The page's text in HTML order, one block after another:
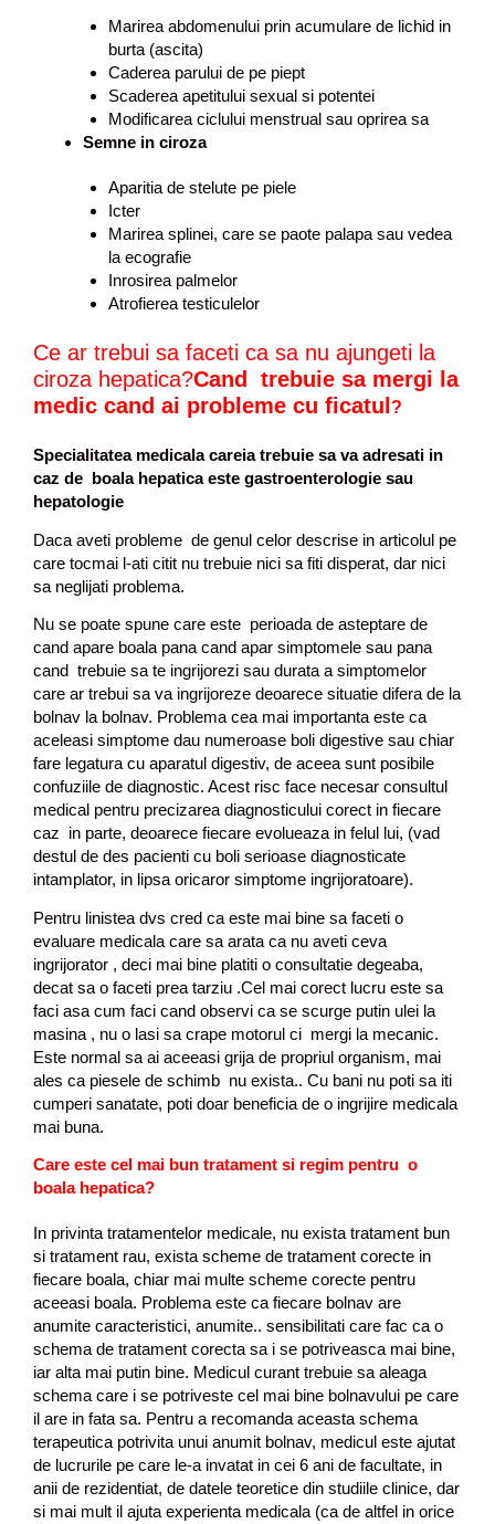
Marirea abdomenului prin acumulare de lichid in
burta (ascita)
Caderea parului de pe piept
Scaderea apetitului sexual si potentei
Modificarea ciclului menstrual sau oprirea sa
Semne in ciroza
Aparitia de stelute pe piele
Icter
Marirea splinei, care se paote palapa sau vedea
la ecografie
Inrosirea palmelor
Atrofierea testiculelor
Ce ar trebui sa faceti ca sa nu ajungeti la
ciroza hepatica?Cand trebuie sa mergi la
medic cand ai probleme cu ficatul ?
Specialitatea medicala careia trebuie sa va adresati in
caz de boala hepatica este gastroenterologie sau
hepatologie
Daca aveti probleme de genul celor descrise in articolul pe
care tocmai l-ati citit nu trebuie nici sa fiti disperat, dar nici
sa neglijati problema.
Nu se poate spune care este perioada de asteptare de
cand apare boala pana cand apar simptomele sau pana
cand trebuie sa te ingrijorezi sau durata a simptomelor
care ar trebui sa va ingrijoreze deoarece situatie difera de la
bolnav la bolnav. Problema cea mai importanta este ca
aceleasi simptome dau numeroase boli digestive sau chiar
fare legatura cu aparatul digestiv, de aceea sunt posibile
confuziile de diagnostic. Acest risc face necesar consultul
medical pentru precizarea diagnosticului corect in fiecare
caz in parte, deoarece fiecare evolueaza in felul lui, (vad
destul de des pacienti cu boli serioase diagnosticate
intamplator, in lipsa oricaror simptome ingrijoratoare).
Pentru linistea dvs cred ca este mai bine sa faceti o
evaluare medicala care sa arata ca nu aveti ceva
ingrijorator , deci mai bine platiti o consultatie degeaba,
decat sa o faceti prea tarziu .Cel mai corect lucru este sa
faci asa cum faci cand observi ca se scurge putin ulei la
masina , nu o lasi sa crape motorul ci mergi la mecanic.
Este normal sa ai aceeasi grija de propriul organism, mai
ales ca piesele de schimb nu exista.. Cu bani nu poti sa iti
cumperi sanatate, poti doar beneficia de o ingrijire medicala
mai buna.
Care este cel mai bun tratament si regim pentru o
boala hepatica?
In privinta tratamentelor medicale, nu exista tratament bun
si tratament rau, exista scheme de tratament corecte in
fiecare boala, chiar mai multe scheme corecte pentru
aceeasi boala. Problema este ca fiecare bolnav are
anumite caracteristici, anumite.. sensibilitati care fac ca o
schema de tratament corecta sa i se potriveasca mai bine,
iar alta mai putin bine. Medicul curant trebuie sa aleaga
schema care i se potriveste cel mai bine bolnavului pe care
il are in fata sa. Pentru a recomanda aceasta schema
terapeutica potrivita unui anumit bolnav, medicul este ajutat
de lucrurile pe care le-a invatat in cei 6 ani de facultate, in
anii de rezidentiat, de datele teoretice din studiile clinice, dar
si mai mult il ajuta experienta medicala (ca de altfel in orice